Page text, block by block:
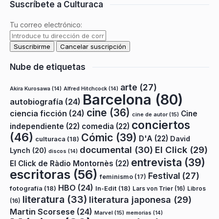
Suscríbete a Culturaca
Tu correo electrónico:
Nube de etiquetas
Akira Kurosawa (14) Alfred Hitchcock (14) arte (27)
autobiografía (24) Barcelona (80)
ciencia ficción (24) cine (36) cine de autor(15) Cine
independiente (22) comedia (22) conciertos
(46) culturaca (18) Cómic (39) D'A (22) David
Lynch (20) discos (14) documental (30) El Click (29)
El Click de Ràdio Montornès (22) entrevista (39)
escritoras (56) feminismo (17) Festival (27)
fotografía (18) HBO (24) In-Edit (18) Lars von Trier (16) Libros
(16) literatura (33) literatura japonesa (29)
Martin Scorsese (24) Marvel (15) memorias (14)